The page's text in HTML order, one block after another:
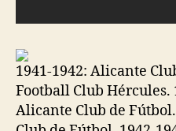
1941-1942: Alicante
Football Club Hércules.
Alicante Club de